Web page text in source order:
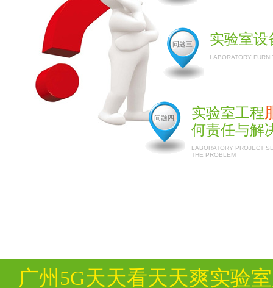
问题三 实验室设
LABORATORY
问题四 实验室工程
何责任与解
LABORATORY PROJECT
THE PROBLEM
广州5G天天看天天爽实验